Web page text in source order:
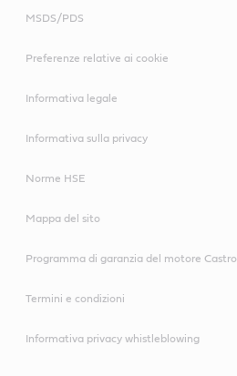
MSDS/PDS
Preferenze relative ai cookie
Informativa legale
Informativa sulla privacy
Norme HSE
Mappa del sito
Programma di garanzia del motore Castrol
Termini e condizioni
Informativa privacy whistleblowing